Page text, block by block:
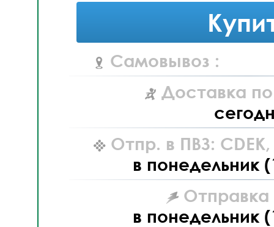
Самовывоз :
Доставка
Отпр. в ПВЗ: CDEK,
в понедельник
Отправка
в понедельник